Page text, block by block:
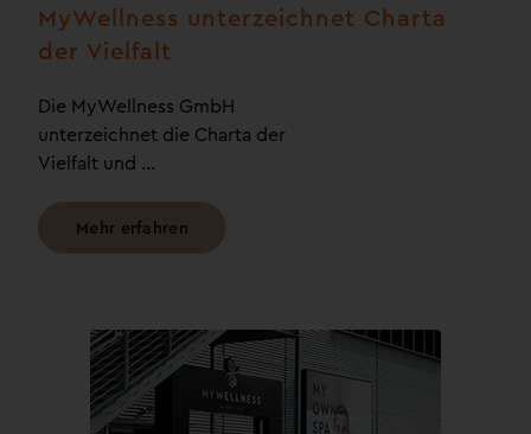
MyWellness unterzeichnet Charta
der Vielfalt
Die MyWellness GmbH
unterzeichnet die Charta der
Vielfalt und …
Mehr erfahren